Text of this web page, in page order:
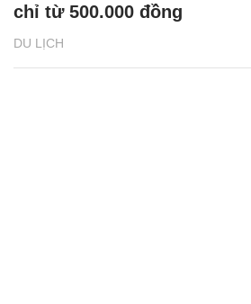
DU LỊCH
chỉ từ 500.000 đồng